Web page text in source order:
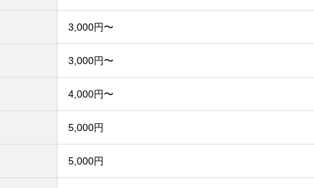
3,000円〜
3,000円〜
4,000円〜
5,000円
5,000円